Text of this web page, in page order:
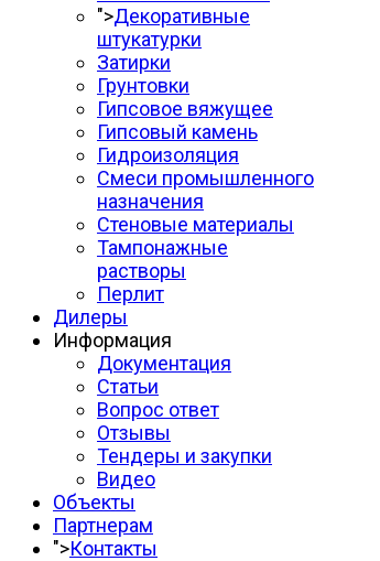
">Декоративные
штукатурки
Затирки
Грунтовки
Гипсовое вяжущее
Гипсовый камень
Гидроизоляция
Смеси промышленного
назначения
Стеновые материалы
Тампонажные
растворы
Перлит
Дилеры
Информация
Документация
Статьи
Вопрос ответ
Отзывы
Тендеры и закупки
Видео
Объекты
Партнерам
">Контакты